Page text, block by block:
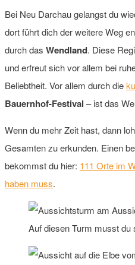
Bei Neu Darchau gelangst du
dort führt dich der weitere Weg
durch das Wendland. Diese
und erfreut sich vor allem bei
Beliebtheit. Vor allem durch die
Bauernhof-Festival – ist das
Wenn du mehr Zeit hast, dann
Gesamten zu erkunden. Einen
bekommst du hier: 111 Orte im
haben muss.
Auf diesen Turm musst